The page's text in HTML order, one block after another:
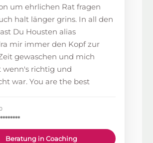
um ehrlichen Rat fragen
halt länger grins. In all den
Du Housten alias
mir immer den Kopf zur
gewaschen und mich
wenn's richtig und
war. You are the best
Beratung in Coaching